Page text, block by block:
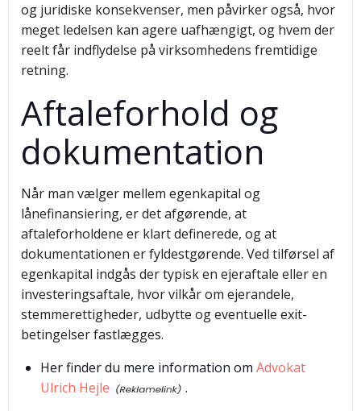
og juridiske konsekvenser, men påvirker også, hvor
meget ledelsen kan agere uafhængigt, og hvem der
reelt får indflydelse på virksomhedens fremtidige
retning.
Aftaleforhold og
dokumentation
Når man vælger mellem egenkapital og
lånefinansiering, er det afgørende, at
aftaleforholdene er klart definerede, og at
dokumentationen er fyldestgørende. Ved tilførsel af
egenkapital indgås der typisk en ejeraftale eller en
investeringsaftale, hvor vilkår om ejerandele,
stemmerettigheder, udbytte og eventuelle exit-
betingelser fastlægges.
Her finder du mere information om Advokat
Ulrich Hejle
.